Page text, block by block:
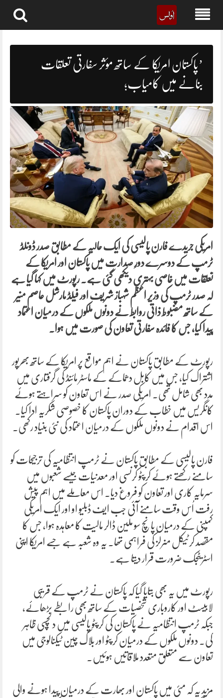
’پاکستان امریکا کے ساتھ مؤثر سفارتی تعلقات
بنانے میں کامیاب؛
امریکی جریدے فارن پالیسی کی ایک حالیہ کے مطابق صدر ڈونلڈ
ٹرمپ کے دوسرے دورِ صدارت میں پاکستان اور امریکا کے
تعلقات میں خاصی بہتری دیکھی گئی ہے۔ رپورٹ میں کہا گیا ہے
کہ صدر ٹرمپ کی وزیر اعظم شہباز شریف اور فیلڈ مارشل عاصم منیر
کے ساتھ مضبوط ذاتی روابط نے دونوں ملکوں کے درمیان اعتماد
پیدا کیا، جس کا فائدہ سفارتی تعاون کی صورت میں ہوا۔
رپورٹ کے مطابق پاکستان نے اہم مواقع پر امریکا کے ساتھ بھرپور
اشتراک کیا، جس میں کابل دھماکے کے ماسٹر مائنڈ کی گرفتاری میں
مدد بھی شامل تھی۔ امریکی صدر نے اس تعاون کو سراہتے ہوئے
کانگریس میں خطاب کے دوران پاکستان کا خصوصی شکریہ ادا کیا۔
اس اقدام نے دونوں ملکوں کے درمیان اعتماد کی نئی بنیاد رکھی۔
فارن پالیسی کے مطابق پاکستان نے ٹرمپ انتظامیہ کی ترجیحات کو
سامنے رکھتے ہوئے کرپٹو کرنسی اور معدنیات جیسے شعبوں میں
سرمایہ کاری اور تعاون کو فروغ دیا۔ اس معاملے میں اہم پیش
رفت اُس وقت سامنے آئی جب ایف ڈبلیو او اور ایک امریکی
کمپنی کے درمیان پانچ سو ملین ڈالر مالیت کا معاہدہ ہوا، جس کا
مقصد کرٹیکل منرلز کی فراہمی تھا۔ یہ وہ شعبہ ہے جسے امریکا اپنی
اسٹریٹجک ضرورت قرار دیتا ہے۔
رپورٹ میں یہ بھی بتایا گیا کہ پاکستان نے ٹرمپ کے قریبی
لابیسٹ اور کاروباری شخصیات کے ساتھ بھی رابطے بڑھائے،
جبکہ ٹرمپ انتظامیہ نے پاکستان کی کرپٹو پالیسی میں دلچسپی ظاہر
کی۔ دونوں ملکوں کے درمیان کرپٹو اور بلاک چین ٹیکنالوجی میں
تعاون سے متعلق متعدد ملاقاتیں ہوئیں۔
مزید یہ کہ مئی میں پاکستان اور بھارت کے درمیان پیدا ہونے والی